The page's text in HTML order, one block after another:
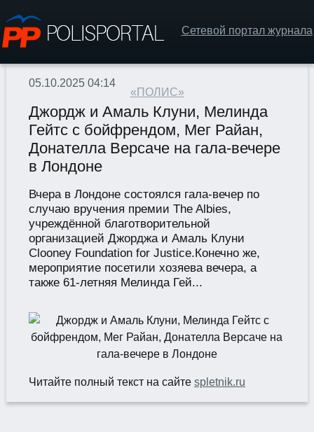
Сетевой портал журнала
«ПОЛИС»
05.10.2025 04:14
Джордж и Амаль Клуни, Мелинда
Гейтс с бойфрендом, Мег Райан,
Донателла Версаче на гала-вечере
в Лондоне
Вчера в Лондоне состоялся гала-вечер по
случаю вручения премии The Albies,
учреждённой благотворительной
организацией Джорджа и Амаль Клуни
Clooney Foundation for Justice.Конечно же,
мероприятие посетили хозяева вечера, а
также 61-летняя Мелинда Гей...
Читайте полный текст на сайте spletnik.ru